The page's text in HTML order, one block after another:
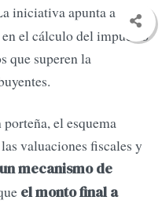
iniciativa apunta a
el cálculo del impuesto
que superen la
el esquema
valuaciones fiscales y
un mecanismo de
el monto final a